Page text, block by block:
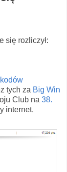
się rozliczył:
kodów
tych za Big Win
Club na 38.
internet,